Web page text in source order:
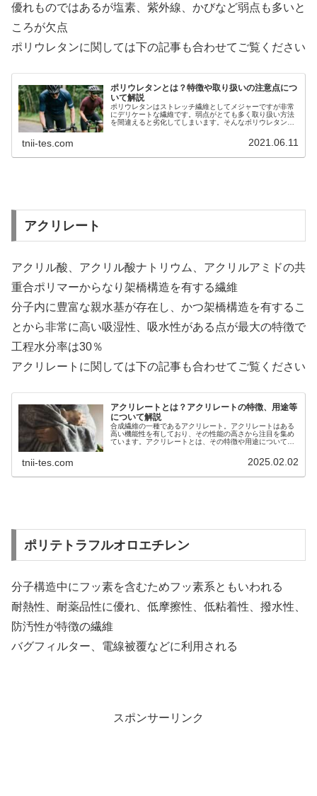
優れものではあるが塩素、紫外線、かびなど弱点も多いと
ころが欠点
ポリウレタンに関しては下の記事も合わせてご覧ください
ポリウレタンとは？特徴や取り扱いの注意点につ
いて解説
ポリウレタンはストレッチ繊維としてメジャーですが非常
にデリケートな繊維です。弱点がとても多く取り扱い方法
を間違えると劣化してしまいます。そんなポリウレタンの
tnii-tes.com 2021.06.11
アクリレート
アクリル酸、アクリル酸ナトリウム、アクリルアミドの共
重合ポリマーからなり架橋構造を有する繊維
分子内に豊富な親水基が存在し、かつ架橋構造を有するこ
とから非常に高い吸湿性、吸水性がある点が最大の特徴で
工程水分率は30％
アクリレートに関しては下の記事も合わせてご覧ください
アクリレートとは？アクリレートの特徴、用途等
について解説
合成繊維の一種であるアクリレート。アクリレートはある
高い機能性を有しており、その性能の高さから注目を集め
ています。アクリレートとは、その特徴や用途について解
tnii-tes.com 2025.02.02
ポリテトラフルオロエチレン
分子構造中にフッ素を含むためフッ素系ともいわれる
耐熱性、耐薬品性に優れ、低摩擦性、低粘着性、撥水性、
防汚性が特徴の繊維
バグフィルター、電線被覆などに利用される
スポンサーリンク